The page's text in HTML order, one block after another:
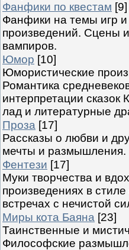
Фанфики по квестам [9]
Фанфики на темы игр
произведений. Сцены
вампиров.
Юмор [10]
Юмористические
Романтика
интерпретации
лад и литературные
Проза [17]
Рассказы о любви и
мечты и размышления.
Фентези [17]
Муки творчества и
произведениях в
встречах с нечистой
Миры кота Баяна [23]
Таинственные и
Философские